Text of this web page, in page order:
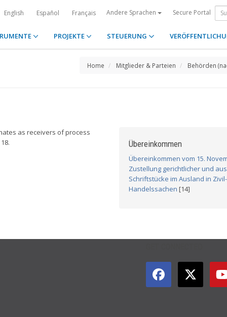
English Español Français Andere Sprachen Secure Portal
PROJEKTE STEUERUNG
Home Mitglieder & Parteien Behörden
as receivers of process
Übereinkommen
Übereinkommen vom 15.
Zustellung gerichtlicher und
Schriftstücke im Ausland in
Handelssachen [14]